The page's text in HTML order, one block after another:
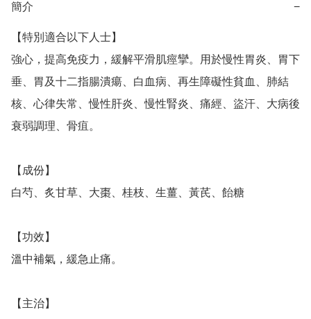
簡介 −
【特別適合以下人士】
強心，提高免疫力，緩解平滑肌痙攣。用於慢性胃炎、胃下
垂、胃及十二指腸潰瘍、白血病、再生障礙性貧血、肺結
核、心律失常、慢性肝炎、慢性腎炎、痛經、盜汗、大病後
衰弱調理、骨疽。
【成份】
白芍、炙甘草、大棗、桂枝、生薑、黃芪、飴糖
【功效】
溫中補氣，緩急止痛。
【主治】